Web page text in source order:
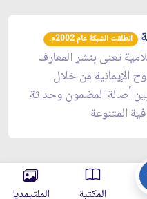
انطلقت الشبكة عام 2002م.
تعنى بنشر المعارف
الإيمانية من خلال
أصالة المضمون وحداثة
المتنوعة
المكتبة الملتيمديا